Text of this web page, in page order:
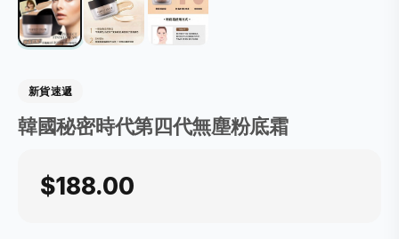
新貨速遞
韓國秘密時代第四代無塵粉底霜
$188.00